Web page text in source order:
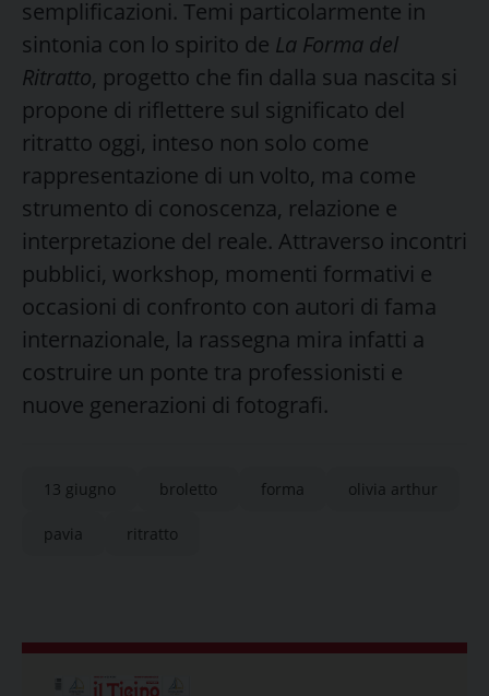
semplificazioni. Temi particolarmente in
sintonia con lo spirito de La Forma del
Ritratto, progetto che fin dalla sua nascita si
propone di riflettere sul significato del
ritratto oggi, inteso non solo come
rappresentazione di un volto, ma come
strumento di conoscenza, relazione e
interpretazione del reale. Attraverso incontri
pubblici, workshop, momenti formativi e
occasioni di confronto con autori di fama
internazionale, la rassegna mira infatti a
costruire un ponte tra professionisti e
nuove generazioni di fotografi.
13 giugno broletto forma olivia arthur
pavia ritratto